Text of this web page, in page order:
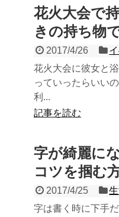
花火大会で
きの持ち物
2017/4/26
花火大会に彼女と
っていったらいい
利...
記事を読む
字が綺麗に
コツを掴む
2017/4/25
字は書く時に下手